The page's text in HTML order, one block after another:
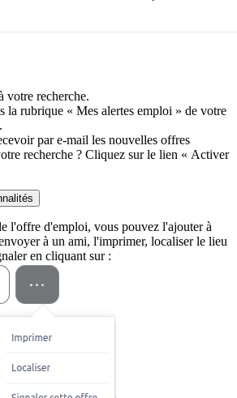
votre recherche.
la rubrique « Mes alertes emploi » de votre
par e-mail les nouvelles offres
recherche ? Cliquez sur le lien « Activer
l'offre d'emploi, vous pouvez l'ajouter à
à un ami, l'imprimer, localiser le lieu
en cliquant sur :